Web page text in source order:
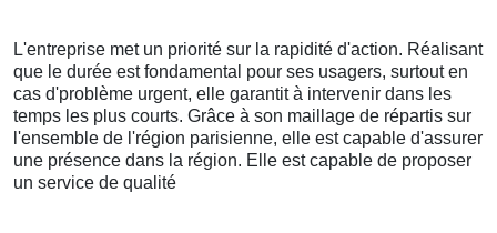
L'entreprise met un priorité sur la rapidité d'action. Réalisant
que le durée est fondamental pour ses usagers, surtout en
cas d'problème urgent, elle garantit à intervenir dans les
temps les plus courts. Grâce à son maillage de répartis sur
l'ensemble de l'région parisienne, elle est capable d'assurer
une présence dans la région. Elle est capable de proposer
un service de qualité